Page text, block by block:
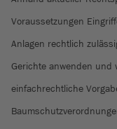
Voraussetzungen
Anlagen rechtlich
Gerichte anwenden und
einfachrechtliche